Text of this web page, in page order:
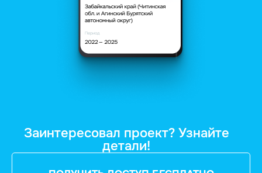
Заинтересовал проект? Узнайте
детали!